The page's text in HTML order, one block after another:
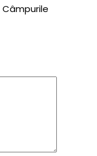
Câmpurile